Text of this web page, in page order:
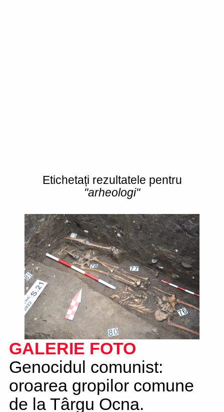
Etichetați rezultatele pentru
"arheologi"
GALERIE FOTO
Genocidul comunist:
oroarea gropilor comune
de la Târgu Ocna.